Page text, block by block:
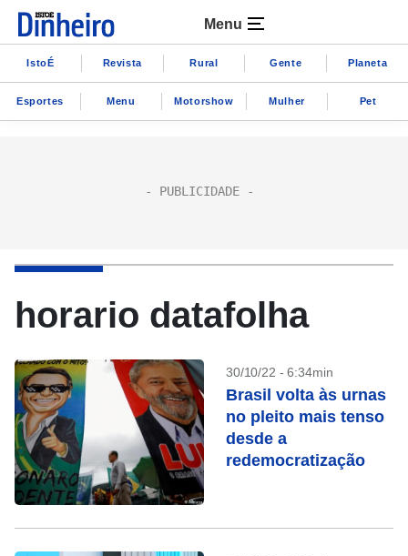
Menu
IstoÉ Revista Rural Gente Planeta
Esportes Menu Motorshow Mulher Pet
horario datafolha
30/10/22 - 6:34min
Brasil volta às urnas
no pleito mais tenso
desde a
redemocratização